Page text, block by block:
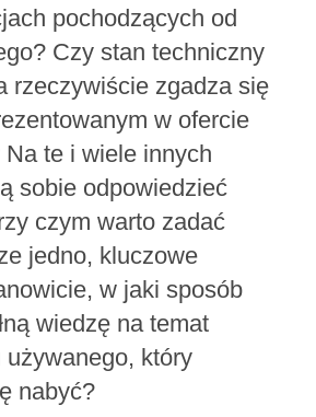
pochodzących od
Czy stan techniczny
rzeczywiście zgadza się
w ofercie
te i wiele innych
sobie odpowiedzieć
czym warto zadać
jedno, kluczowe
w jaki sposób
wiedzę na temat
używanego, który
nabyć?